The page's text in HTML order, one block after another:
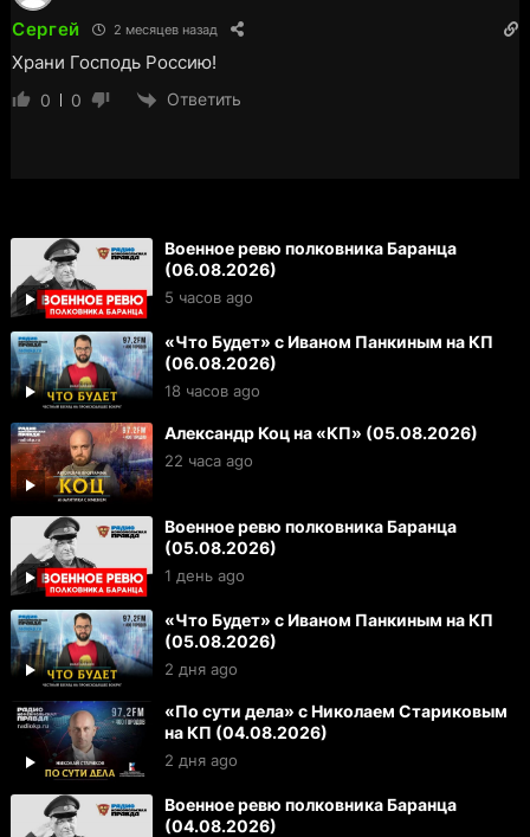
Сергей 2 месяцев назад
Храни Господь Россию!
0 0 Ответить
Военное ревю полковника Баранца
(06.08.2026)
5 часов ago
«Что Будет» с Иваном Панкиным на КП
(06.08.2026)
18 часов ago
Александр Коц на «КП» (05.08.2026)
22 часа ago
Военное ревю полковника Баранца
(05.08.2026)
1 день ago
«Что Будет» с Иваном Панкиным на КП
(05.08.2026)
2 дня ago
«По сути дела» с Николаем Стариковым
на КП (04.08.2026)
2 дня ago
Военное ревю полковника Баранца
(04.08.2026)